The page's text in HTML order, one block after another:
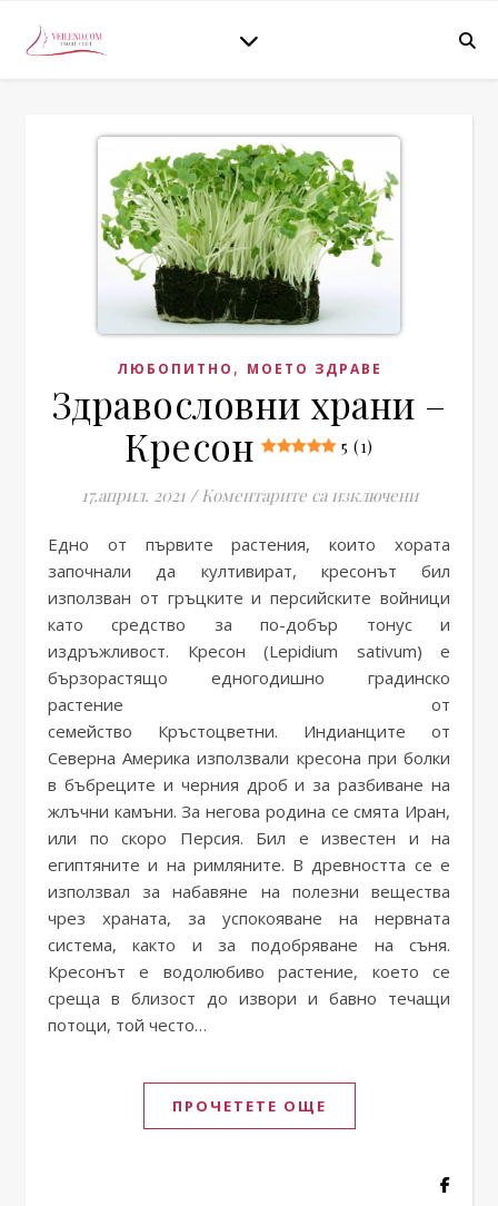
ЛЮБОПИТНО , МОЕТО ЗДРАВЕ
Здравословни храни –
Кресон
5 (1)
17.април. 2021 / Коментарите са изключениза
Едно от първите растения, които хората
започнали да култивират, кресонът бил
използван от гръцките и персийските войници
като средство за по-добър тонус и
издръжливост. Кресон (Lepidium sativum) е
бързорастящо едногодишно градинско
растение от
семейство Кръстоцветни. Индианците от
Северна Америка използвали кресона при болки
в бъбреците и черния дроб и за разбиване на
жлъчни камъни. За негова родина се смята Иран,
или по скоро Персия. Бил е известен и на
египтяните и на римляните. В древността се е
използвал за набавяне на полезни вещества
чрез храната, за успокояване на нервната
система, както и за подобряване на съня.
Кресонът е водолюбиво растение, което се
среща в близост до извори и бавно течащи
потоци, той често…
ПРОЧЕТЕТЕ ОЩЕ